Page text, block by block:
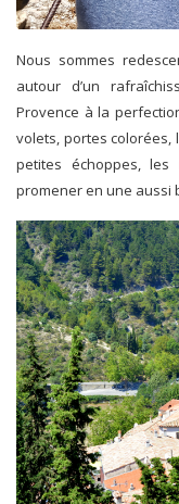
Nous sommes
autour d’un
Provence à la
volets, portes colorées,
petites échoppes, les
promener en une aussi